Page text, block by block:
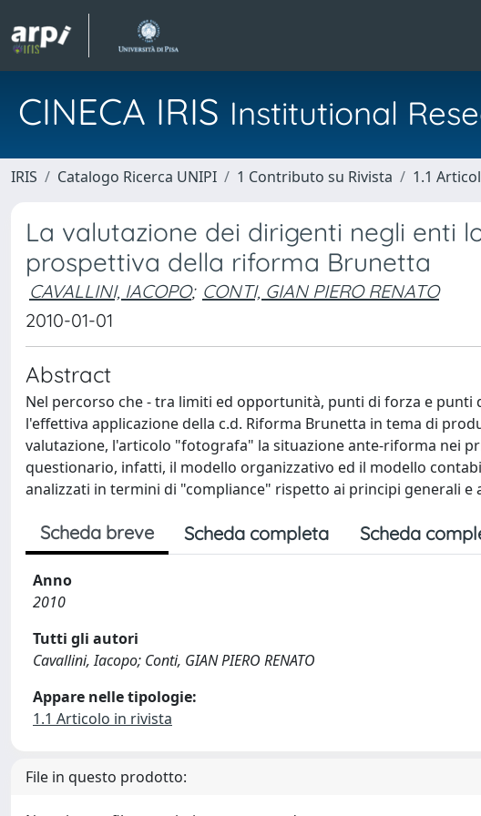
CINECA IRIS Institutional
IRIS Catalogo Ricerca UNIPI 1 Contributo su Rivista 1.1
La valutazione dei dirigenti negli enti
prospettiva della riforma Brunetta
CAVALLINI, IACOPO; CONTI, GIAN PIERO RENATO
2010-01-01
Abstract
Nel percorso che - tra limiti ed opportunità, punti di forza e punti
l'effettiva applicazione della c.d. Riforma Brunetta in tema di
valutazione, l'articolo "fotografa" la situazione ante-riforma nei
questionario, infatti, il modello organizzativo ed il modello
analizzati in termini di "compliance" rispetto ai principi generali e
Scheda breve Scheda completa Scheda
Anno
2010
Tutti gli autori
Cavallini, Iacopo; Conti, GIAN PIERO RENATO
Appare nelle tipologie:
1.1 Articolo in rivista
File in questo prodotto: